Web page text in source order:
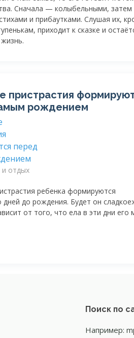
Сначала — колыбельными,
и прибаутками. Слушая их,
приходит к сказке и
пристрастия
рождением
и отдых
ребенка формируются
дней до рождения. Будет он
от того, что ела в эти дни его
Поиск по
Например: